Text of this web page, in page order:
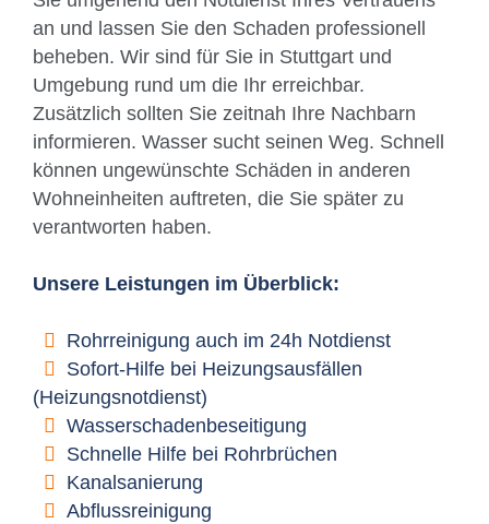
an und lassen Sie den Schaden professionell
beheben. Wir sind für Sie in Stuttgart und
Umgebung rund um die Ihr erreichbar.
Zusätzlich sollten Sie zeitnah Ihre Nachbarn
informieren. Wasser sucht seinen Weg. Schnell
können ungewünschte Schäden in anderen
Wohneinheiten auftreten, die Sie später zu
verantworten haben.
Unsere Leistungen im Überblick:
Rohrreinigung auch im 24h Notdienst
Sofort-Hilfe bei Heizungsausfällen
(Heizungsnotdienst)
Wasserschadenbeseitigung
Schnelle Hilfe bei Rohrbrüchen
Kanalsanierung
Abflussreinigung